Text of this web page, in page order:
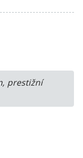
prestižní